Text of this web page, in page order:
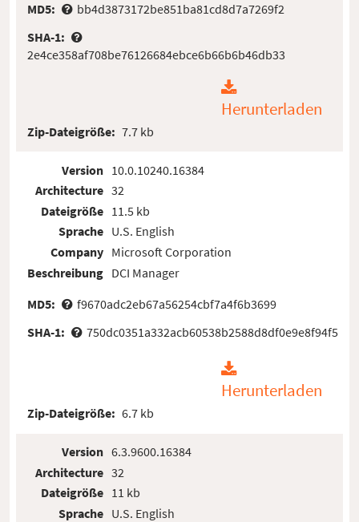
MD5:
bb4d3873172be851ba81cd8d7a7269f2
SHA-1:
2e4ce358af708be76126684ebce6b66b6b46db33
Herunterladen
Zip-Dateigröße: 7.7 kb
Version
Architecture
Dateigröße
Sprache
Company
Beschreibung
10.0.10240.16384
32
11.5 kb
U.S. English
Microsoft Corporation
DCI Manager
MD5:
f9670adc2eb67a56254cbf7a4f6b3699
SHA-1:
750dc0351a332acb60538b2588d8df0e9e8f94f5
Herunterladen
Zip-Dateigröße: 6.7 kb
Version
Architecture
Dateigröße
Sprache
6.3.9600.16384
32
11 kb
U.S. English